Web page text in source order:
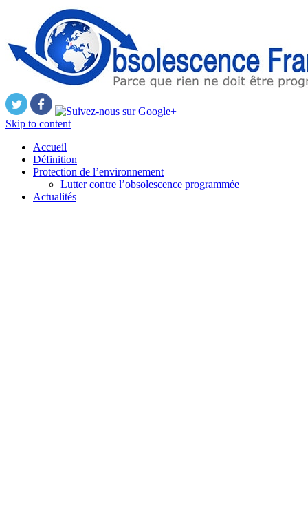
Skip to content
Accueil
Définition
Protection de l’environnement
Lutter contre l’obsolescence programmée
Actualités